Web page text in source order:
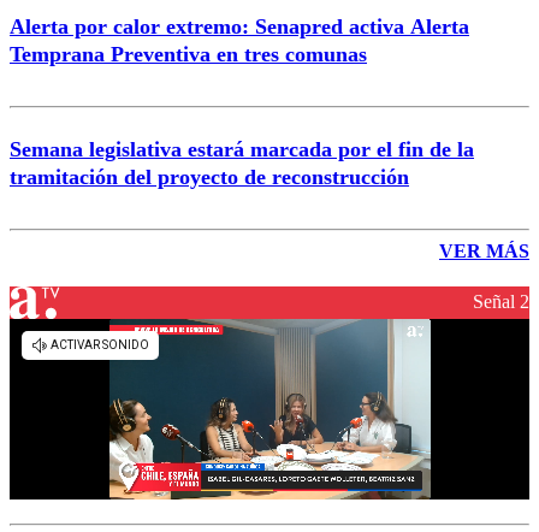
Alerta por calor extremo: Senapred activa Alerta
Temprana Preventiva en tres comunas
Semana legislativa estará marcada por el fin de la
tramitación del proyecto de reconstrucción
VER MÁS
Señal 2